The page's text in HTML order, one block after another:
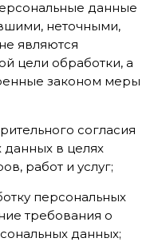
данные
неточными,
являются
цели обработки, а
законом меры
согласия
в целях
работ и услуг;
персональных
требования о
данных;